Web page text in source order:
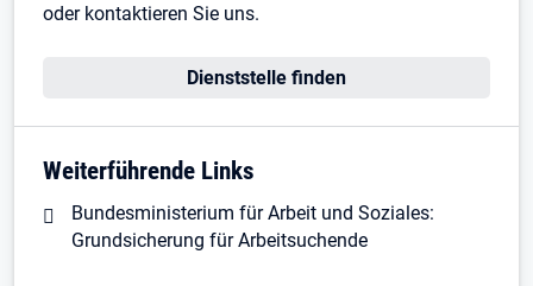
oder kontaktieren Sie uns.
Dienststelle finden
Weiterführende Links
Bundesministerium für Arbeit und Soziales:
Grundsicherung für Arbeitsuchende